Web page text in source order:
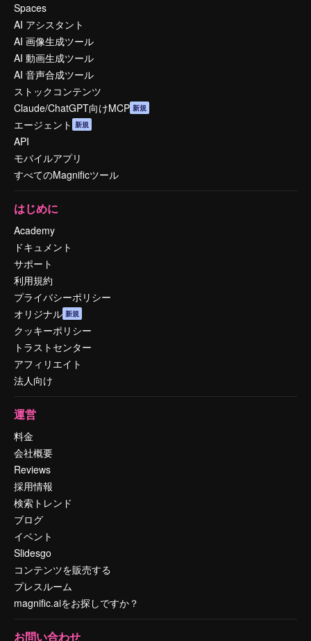
Spaces
AI アシスタント
AI 画像生成ツール
AI 動画生成ツール
AI 音声合成ツール
ストックコンテンツ
Claude/ChatGPT向けMCP 新規
エージェント 新規
API
モバイルアプリ
すべてのMagnificツール
はじめに
Academy
ドキュメント
サポート
利用規約
プライバシーポリシー
オリジナル 新規
クッキーポリシー
トラストセンター
アフィリエイト
法人向け
運営
料金
会社概要
Reviews
採用情報
検索トレンド
ブログ
イベント
Slidesgo
コンテンツを販売する
プレスルーム
magnific.aiをお探しですか？
お問い合わせ